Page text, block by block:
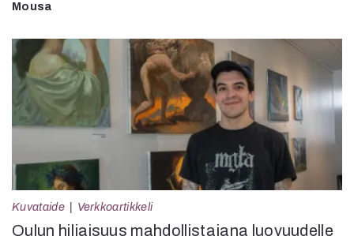
Mousa
Kuvataide Verkkoartikkeli
Oulun hiljaisuus mahdollistajana luovuudelle